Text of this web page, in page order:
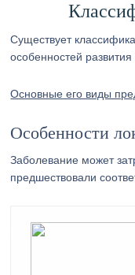
Существует
особенностей развития
Основные его виды
Особенности
Заболевание может
предшествовали